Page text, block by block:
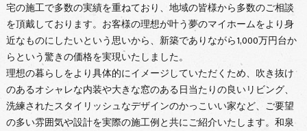
宅の施工で多数の実績を重ねており、地域の皆様から多数のご相談
を頂戴しております。お客様の理想が叶う夢のマイホームをより身
近なものにしたいという思いから、新築でありながら1,000万円台か
らという驚きの価格を実現いたしました。
理想の暮らしをより具体的にイメージしていただくため、吹き抜け
のあるオシャレな内装や大きな窓のある日当たりの良いリビング、
洗練されたスタイリッシュなデザインのかっこいい家など、ご要望
の多い雰囲気や設計を実際の施工例と共にご紹介いたします。和泉